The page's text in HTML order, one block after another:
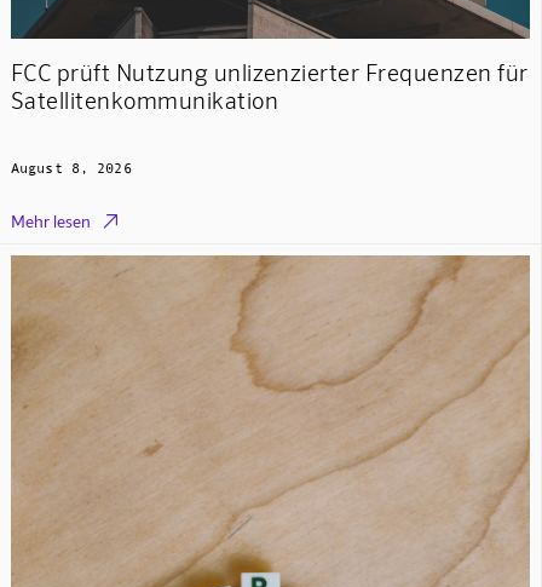
FCC prüft Nutzung unlizenzierter Frequenzen für
Satellitenkommunikation
August 8, 2026
Mehr lesen 